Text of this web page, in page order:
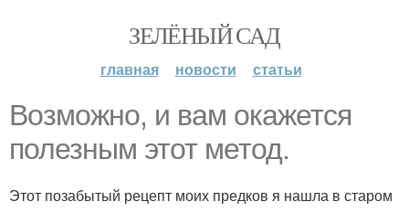
ЗЕЛЁНЫЙ САД
главная новости статьи
Возможно, и вам окажется
полезным этот метод.
Этот позабытый рецепт моих предков я нашла в старом